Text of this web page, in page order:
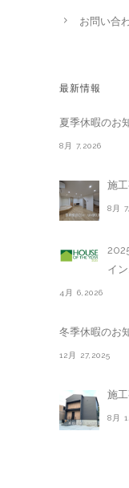
お問い合
最新情報
夏季休暇のお
8月 7,2026
施
8月
イ
4月 6,2026
冬季休暇のお
12月 27,2025
施
8月